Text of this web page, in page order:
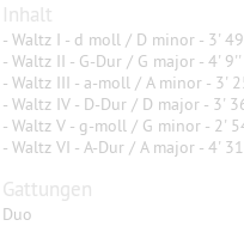
Inhalt
- Waltz I - d moll / D minor - 3'
- Waltz II - G-Dur / G major - 4' 9''
- Waltz III - a-moll / A minor - 3'
- Waltz IV - D-Dur / D major - 3'
- Waltz V - g-moll / G minor - 2'
- Waltz VI - A-Dur / A major - 4'
Gattungen
Duo